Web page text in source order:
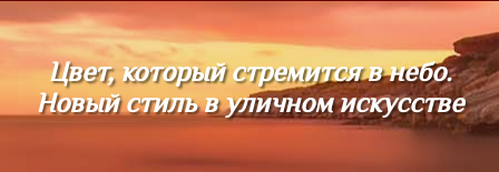
Цвет, который стремится в небо.
Новый стиль в уличном искусстве